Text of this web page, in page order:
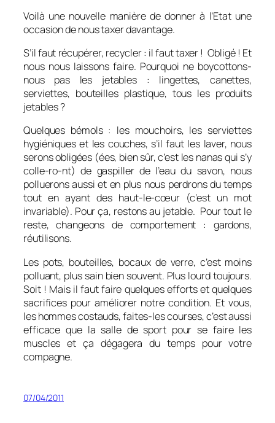
Voilà une nouvelle manière de donner à l’Etat une
occasion de nous taxer davantage.
S’il faut récupérer, recycler : il faut taxer ! Obligé ! Et
nous nous laissons faire. Pourquoi ne boycottons-
nous pas les jetables : lingettes, canettes,
serviettes, bouteilles plastique, tous les produits
jetables ?
Quelques bémols : les mouchoirs, les serviettes
hygiéniques et les couches, s’il faut les laver, nous
serons obligées (ées, bien sûr, c’est les nanas qui s’y
colle-ro-nt) de gaspiller de l’eau du savon, nous
polluerons aussi et en plus nous perdrons du temps
tout en ayant des haut-le-cœur (c’est un mot
invariable). Pour ça, restons au jetable. Pour tout le
reste, changeons de comportement : gardons,
réutilisons.
Les pots, bouteilles, bocaux de verre, c’est moins
polluant, plus sain bien souvent. Plus lourd toujours.
Soit ! Mais il faut faire quelques efforts et quelques
sacrifices pour améliorer notre condition. Et vous,
les hommes costauds, faites-les courses, c’est aussi
efficace que la salle de sport pour se faire les
muscles et ça dégagera du temps pour votre
compagne.
07/04/2011